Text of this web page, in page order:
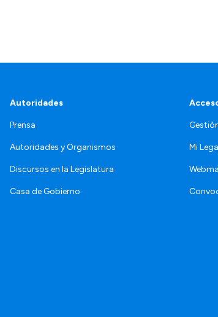
Autoridades
Prensa
Autoridades y Organismos
Discursos en la Legislatura
Casa de Gobierno
Mi